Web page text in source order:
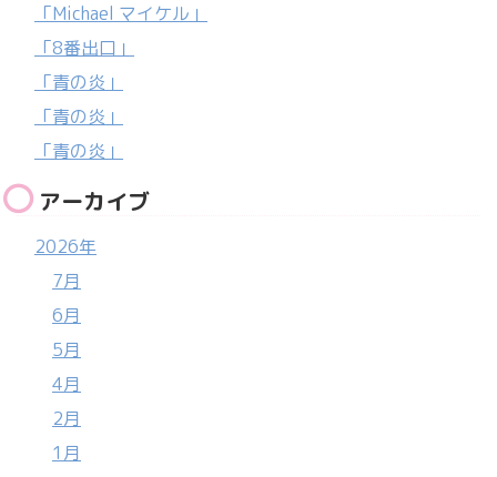
「Michael マイケル」
「8番出口」
「青の炎」
「青の炎」
「青の炎」
アーカイブ
2026年
7月
6月
5月
4月
2月
1月